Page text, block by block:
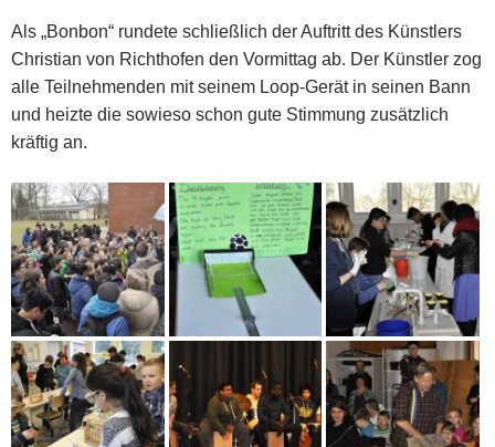
Als „Bonbon“ rundete schließlich der Auftritt des Künstlers
Christian von Richthofen den Vormittag ab. Der Künstler zog
alle Teilnehmenden mit seinem Loop-Gerät in seinen Bann
und heizte die sowieso schon gute Stimmung zusätzlich
kräftig an.